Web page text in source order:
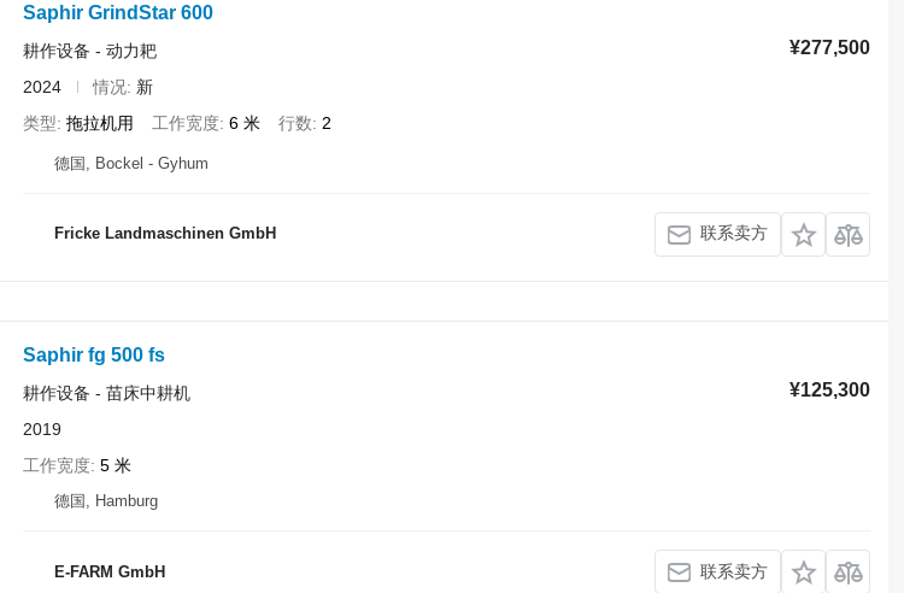
Saphir GrindStar 600
¥277,500
耕作设备 - 动力耙
2024
情况 新
类型 拖拉机用 工作宽度 6 米 行数 2
德国, Bockel - Gyhum
Fricke Landmaschinen GmbH 联系卖方
Saphir fg 500 fs
¥125,300
耕作设备 - 苗床中耕机
2019
工作宽度 5 米
德国, Hamburg
E-FARM GmbH 联系卖方